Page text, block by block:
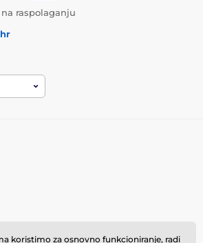
raspolaganju
koristimo za osnovno funkcioniranje, radi